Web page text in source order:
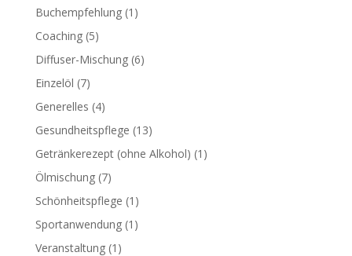
Buchempfehlung(1)
Coaching(5)
Diffuser-Mischung(6)
Einzelöl (7)
Generelles (4)
Gesundheitspflege (13)
Getränkerezept (ohne Alkohol) (1)
Ölmischung(7)
Schönheitspflege (1)
Sportanwendung(1)
Veranstaltung(1)